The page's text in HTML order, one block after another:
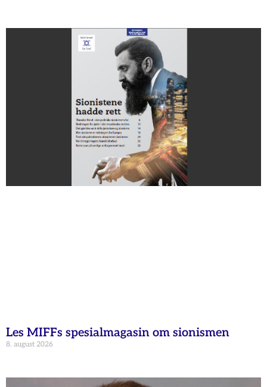
Les MIFFs spesialmagasin om sionismen
8. august 2026